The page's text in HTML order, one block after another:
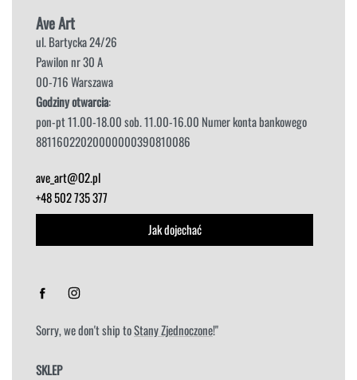
Ave Art
ul. Bartycka 24/26
Pawilon nr 30 A
00-716 Warszawa
Godziny otwarcia:
pon-pt 11.00-18.00 sob. 11.00-16.00 Numer konta bankowego
88116022020000000390810086
ave_art@O2.pl
+48 502 735 377
Jak dojechać
Sorry, we don't ship toStany Zjednoczone!"
SKLEP